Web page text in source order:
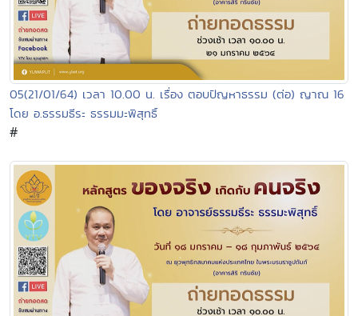
05(21/01/64) เวลา 10.00 น. เรื่อง ตอบปัญหาธรรม (ต่อ) ญาณ 16
โดย อ.ธรรมธีระ ธรรมมะพิสุทธิ์
#